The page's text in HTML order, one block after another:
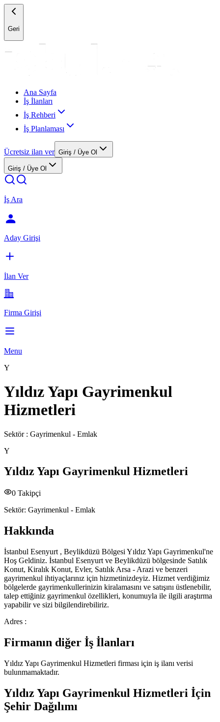
Geri
Ana Sayfa
İş İlanları
İş Rehberi
İş Planlaması
Ücretsiz ilan ver Giriş / Üye Ol
Giriş / Üye Ol
İş Ara
Aday Girişi
İlan Ver
Firma Girişi
Menu
Y
Yıldız Yapı Gayrimenkul
Hizmetleri
Sektör : Gayrimenkul - Emlak
Y
Yıldız Yapı Gayrimenkul Hizmetleri
0 Takipçi
Sektör: Gayrimenkul - Emlak
Hakkında
İstanbul Esenyurt , Beylikdüzü Bölgesi Yıldız Yapı Gayrimenkul'ne
Hoş Geldiniz. İstanbul Esenyurt ve Beylikdüzü bölgesinde Satılık
Konut, Kiralık Konut, Evler, Satılık Arsa - Arazi ve benzeri
gayrimenkul ihtiyaçlarınız için hizmetinizdeyiz. Hizmet verdiğimiz
bölgelerde gayrimenkullerinizin kiralamasını ve satışını üstlenebilir,
talep ettiğiniz gayrimenkul özellikleri, konumuyla ile ilgili araştırma
yapabilir ve sizi bilgilendirebiliriz.
Adres :
Firmanın diğer İş İlanları
Yıldız Yapı Gayrimenkul Hizmetleri firması için iş ilanı verisi
bulunmamaktadır.
Yıldız Yapı Gayrimenkul Hizmetleri İçin
Şehir Dağılımı